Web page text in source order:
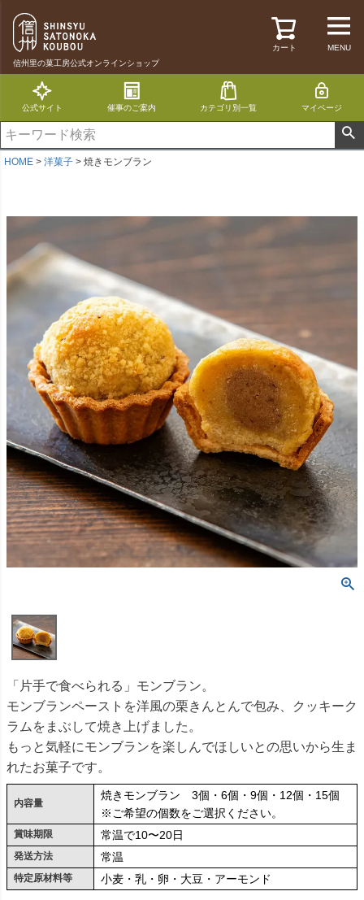
信州里の菓工房公式オンラインショップ
カート MENU
公式サイト 催事のご案内 カテゴリ別一覧 マイページ
HOME 洋菓子 焼きモンブラン
「片手で食べられる」モンブラン。
モンブランペーストを洋風の栗きんとんで包み、クッキーク
ラムをまぶして焼き上げました。
もっと気軽にモンブランを楽しんでほしいとの思いから生ま
れたお菓子です。
内容量
焼きモンブラン 3個・6個・9個・12個・15個
※ご希望の個数をご選択ください。
賞味期限 常温で10〜20日
発送方法 常温
特定原材料等 小麦・乳・卵・大豆・アーモンド